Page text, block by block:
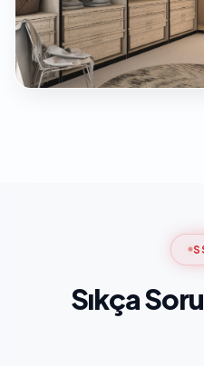
Sıkça